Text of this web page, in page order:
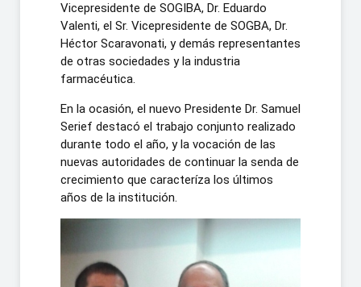
Vicepresidente de SOGIBA, Dr. Eduardo
Valenti, el Sr. Vicepresidente de SOGBA, Dr.
Héctor Scaravonati, y demás representantes
de otras sociedades y la industria
farmacéutica.
En la ocasión, el nuevo Presidente Dr. Samuel
Serief destacó el trabajo conjunto realizado
durante todo el año, y la vocación de las
nuevas autoridades de continuar la senda de
crecimiento que caracteríza los últimos
años de la institución.